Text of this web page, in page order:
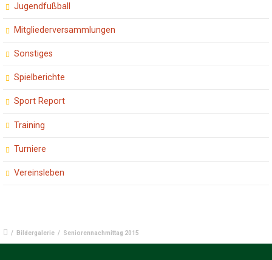
Jugendfußball
Mitgliederversammlungen
Sonstiges
Spielberichte
Sport Report
Training
Turniere
Vereinsleben
/ Bildergalerie / Seniorennachmittag 2015